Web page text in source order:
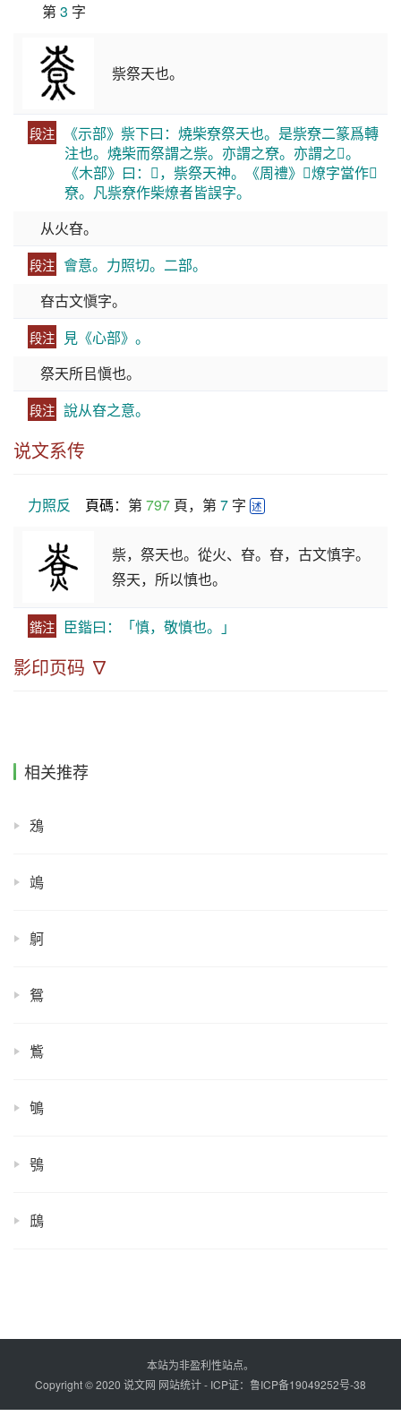
第 3 字
祡祭天也。
段注
《示部》祡下曰：燒柴尞祭天也。是祡尞二篆爲轉
注也。燒柴而祭謂之祡。亦謂之尞。亦謂之𥙫。
《木部》曰：𥙫，祡祭天神。《周禮》𤍕燎字當作𥙫
尞。凡祡尞作柴燎者皆誤字。
从火昚。
段注 會意。力照切。二部。
昚古文愼字。
段注
見《心部》。
祭天所㠯愼也。
段注 說从昚之意。
说文系传
力照反 頁碼：第 797 頁，第 7 字 述
祡，祭天也。從火、昚。昚，古文慎字。
祭天，所以慎也。
鍇注 臣鍇曰：「慎，敬慎也。」
影印页码 ∇
相关推荐
鴔
鴗
鴚
鴛
鴜
鴝
鴞
鴟
本站为非盈利性站点。
Copyright © 2020 说文网 网站统计- ICP证： 鲁ICP备19049252号-38